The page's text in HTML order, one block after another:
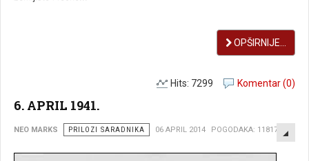
OPŠIRNIJE...
Komentar (0)
Hits: 7299
6. APRIL 1941.
NEO MARKS PRILOZI SARADNIKA 06 APRIL 2014 POGODAKA: 11817